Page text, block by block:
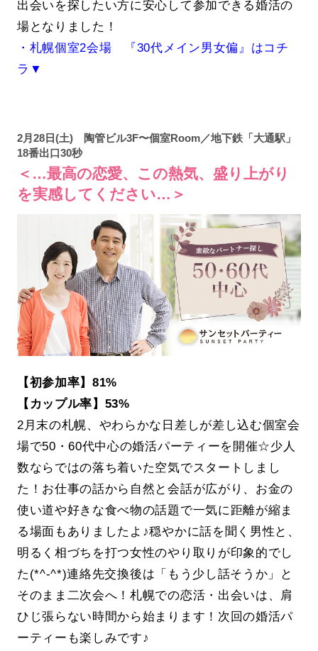
出会いを探したい方に安心して参加できる婚活の
場となりました！
・札幌個室2会場 『30代メイン男女偏』はコチ
ラ▼
2月28日(土) 陶管ビル3F〜個室Room／地下鉄「大通駅」
18番出口30秒
＜…最高の恋愛、この熱気、盛り上がり
を実感してください…＞
【初参加率】81%
【カップル率】53%
2月末の札幌、やわらかな日差しが差し込む個室会
場で50・60代中心の婚活パーティーを開催☆少人
数ならではの落ち着いた空気でスタートしまし
た！お仕事の話から自然と会話が広がり、お金の
使い道や好きな食べ物の話題で一気に距離が縮ま
る場面もありましたよ♪穏やかに話を聞く男性と、
明るく相づちを打つ女性のやり取りが印象的でし
た(*^-^*)連絡先交換後は「もう少し話そうか」と
そのまま二次会へ！札幌での恋活・出会いは、肩
ひじ張らない時間から始まります！次回の婚活パ
ーティーも楽しみです♪